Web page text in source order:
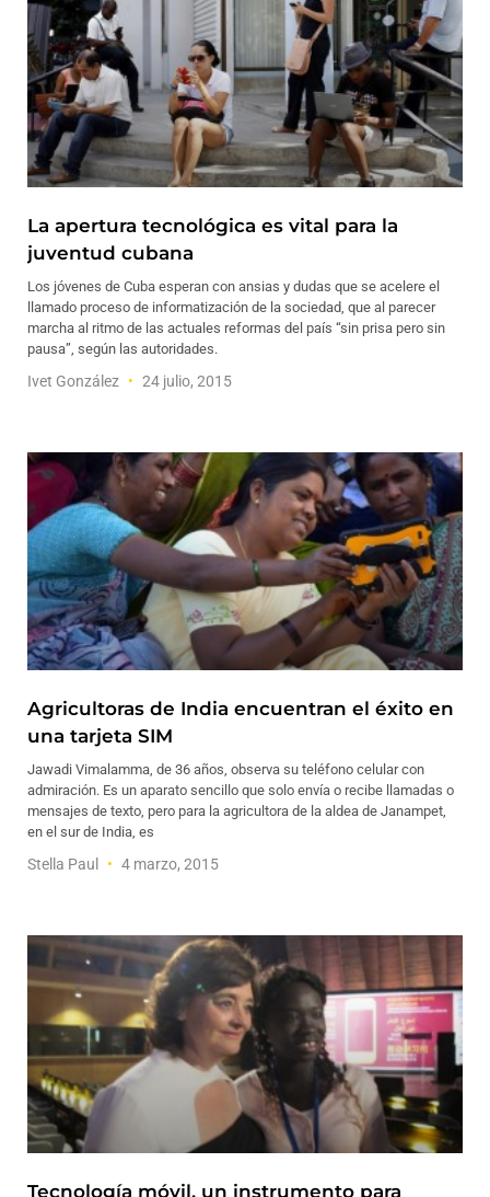
La apertura tecnológica es vital para la
juventud cubana
Los jóvenes de Cuba esperan con ansias y dudas que se acelere el
llamado proceso de informatización de la sociedad, que al parecer
marcha al ritmo de las actuales reformas del país “sin prisa pero sin
pausa”, según las autoridades.
Ivet González 24 julio, 2015
Agricultoras de India encuentran el éxito en
una tarjeta SIM
Jawadi Vimalamma, de 36 años, observa su teléfono celular con
admiración. Es un aparato sencillo que solo envía o recibe llamadas o
mensajes de texto, pero para la agricultora de la aldea de Janampet,
en el sur de India, es
Stella Paul 4 marzo, 2015
Tecnología móvil, un instrumento para